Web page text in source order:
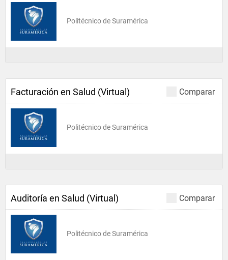
Politécnico de Suramérica
Comparar
Facturación en Salud (Virtual)
Politécnico de Suramérica
Comparar
Auditoría en Salud (Virtual)
Politécnico de Suramérica